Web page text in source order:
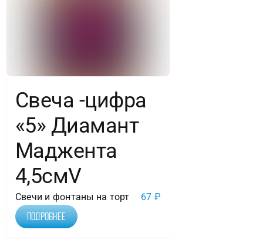
Свеча -цифра
«5» Диамант
Маджента
4,5смV
Свечи и фонтаны на торт 67 ₽
Подробнее